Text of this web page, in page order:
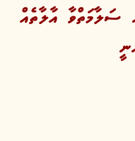
ސަލާމަތްވާ އާލާތެއް